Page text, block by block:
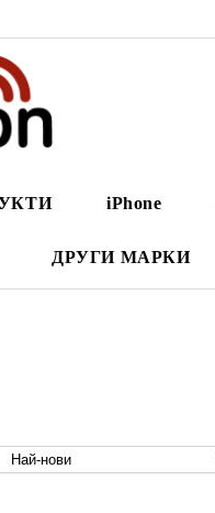
iPhone
ДРУГИ МАРКИ